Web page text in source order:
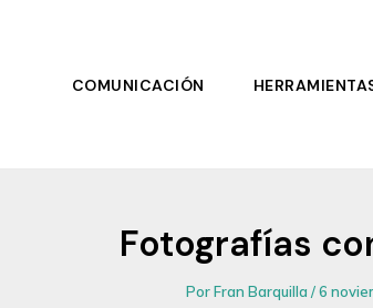
COMUNICACIÓN
Fotografías
PorFran Barquilla/6